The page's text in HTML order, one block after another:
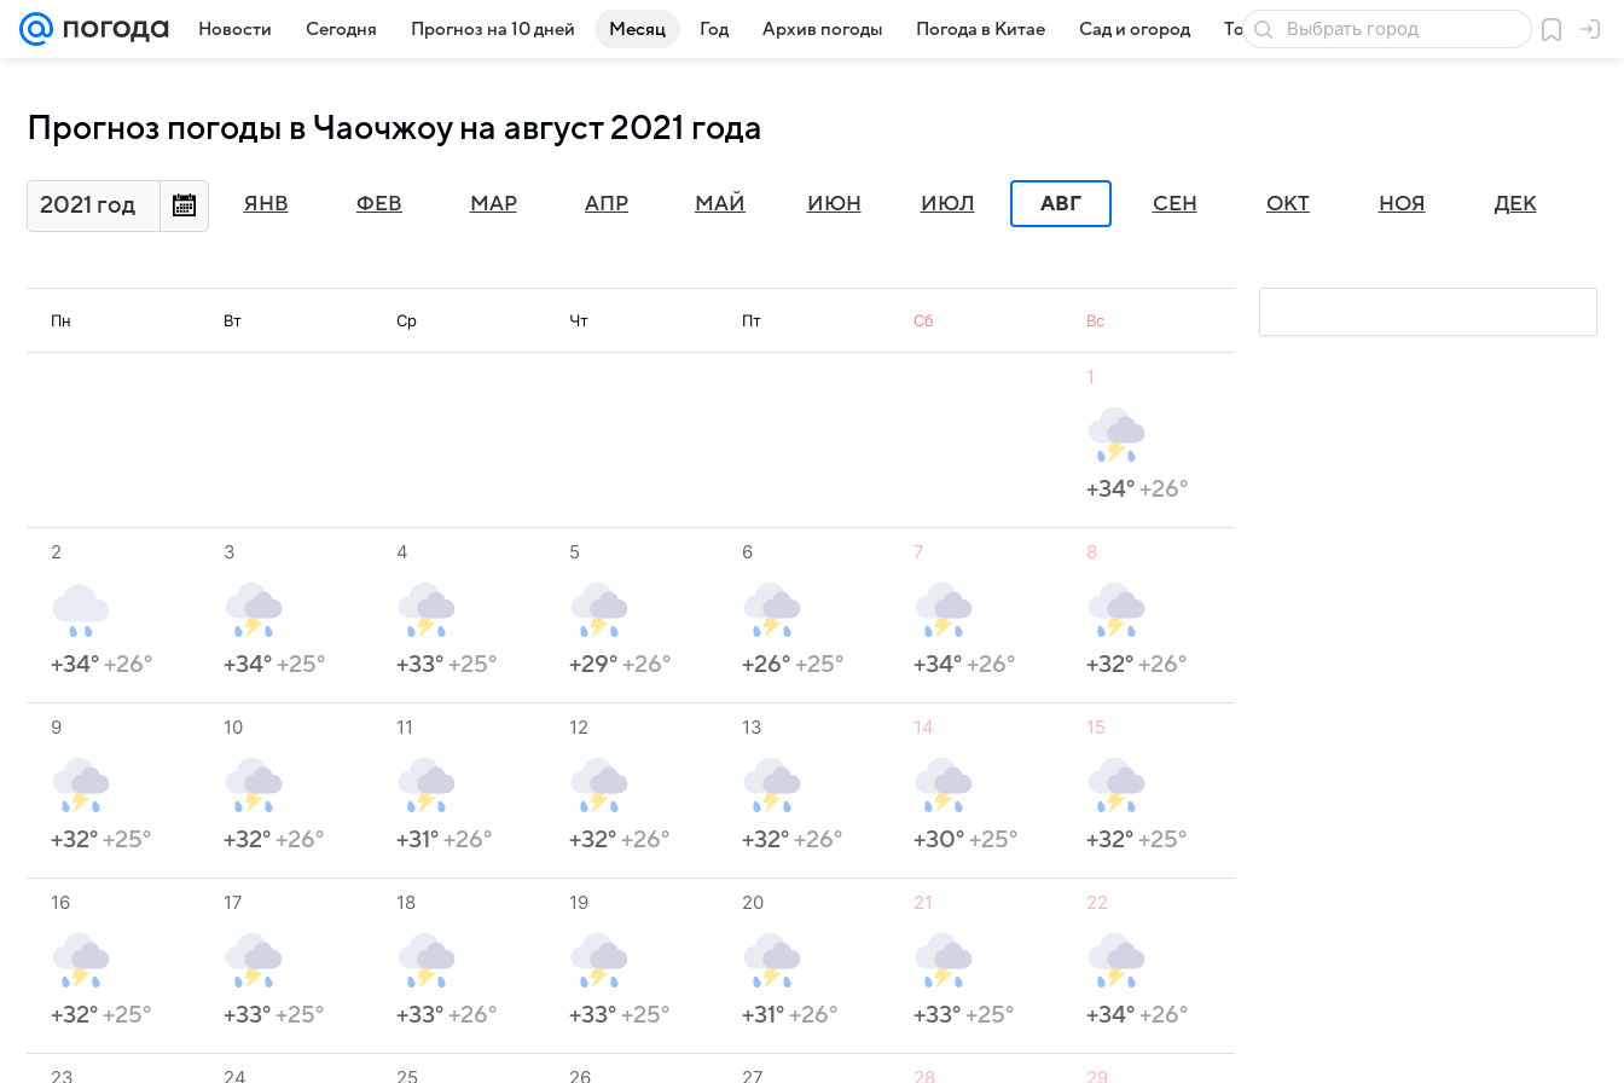
Новости Сегодня Прогноз на 10 дней Месяц Год Архив погоды Погода в Китае Сад и огород Товары для дачи
Прогноз погоды в Чаочжоу на август 2021 года
2021 год ЯНВ ФЕВ МАР АПР МАЙ ИЮН ИЮЛ АВГ СЕН ОКТ НОЯ ДЕК
Пн Вт Ср Чт Пт Сб Вс
1
+34°+26°
2
+34°+26°
3
+34°+25°
4
+33°+25°
5
+29°+26°
6
+26°+25°
7
+34°+26°
8
+32°+26°
9
+32°+25°
10
+32°+26°
11
+31°+26°
12
+32°+26°
13
+32°+26°
14
+30°+25°
15
+32°+25°
16
+32°+25°
17
+33°+25°
18
+33°+26°
19
+33°+25°
20
+31°+26°
21
+33°+25°
22
+34°+26°
23 24 25 26 27 28 29